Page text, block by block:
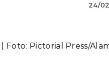
24/
| Foto: Pictorial Press/